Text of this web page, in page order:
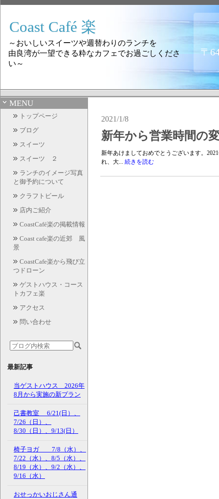
Coast Café 楽
～おいしいスイーツや週替わりのランチを
由良湾が一望できる粋なカフェでお過ごしくださ
い～
〒
MENU
トップページ
ブログ
スイーツ
スイーツ ２
ランチのイメージ写真
と御予約について
クラフトビール
店内ご紹介
CoastCafé楽の掲載情報
Coast cafe楽の近郊 風
景
CoastCafe楽から飛び立
つドローン
ゲストハウス・コース
トカフェ楽
アクセス
問い合わせ
最新記事
当ゲストハウス 2026年
8月から実施の新プラン
己書教室 6/21(日）、
7/26（日）、
8/30（日）、9/13(日）
椅子ヨガ 7/8（水）、
7/22（水）、8/5（水）、
8/19（水）、9/2（水）、
9/16（水）
おせっかいおじさん通
2021/1/8
新年から営業時間の
新年あけましておめでとうございます。
れ、大... 続きを読む